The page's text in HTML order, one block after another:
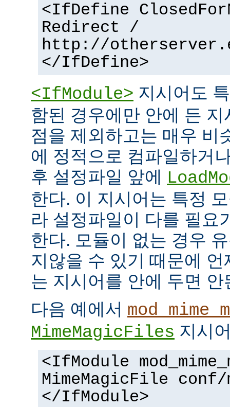
<IfDefine
Redirect /
http://
</IfDefine>
<IfModule> 지시어도
함된 경우에만 안에 든
점을 제외하고는 매우 비
에 정적으로 컴파일하거
후 설정파일 앞에
한다. 이 지시어는 특정
라 설정파일이 다를 필요
한다. 모듈이 없는 경우
지않을 수 있기 때문에
는 지시어를 안에 두면 안
다음 예에서
MimeMagicFiles 지시
<IfModule
MimeMagicFile conf/
</IfModule>